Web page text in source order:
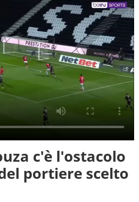
c'è l'ostacolo
portiere scelto